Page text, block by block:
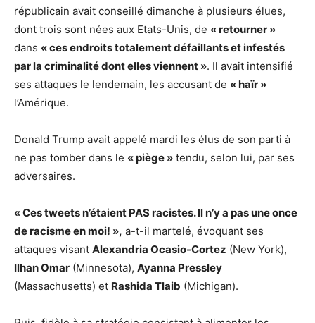
républicain avait conseillé dimanche à plusieurs élues,
dont trois sont nées aux Etats-Unis, de « retourner »
dans « ces endroits totalement défaillants et infestés
par la criminalité dont elles viennent ». Il avait intensifié
ses attaques le lendemain, les accusant de « haïr »
l’Amérique.
Donald Trump avait appelé mardi les élus de son parti à
ne pas tomber dans le « piège » tendu, selon lui, par ses
adversaires.
« Ces tweets n’étaient PAS racistes. Il n’y a pas une once
de racisme en moi! », a-t-il martelé, évoquant ses
attaques visant Alexandria Ocasio-Cortez (New York),
Ilhan Omar (Minnesota), Ayanna Pressley
(Massachusetts) et Rashida Tlaib (Michigan).